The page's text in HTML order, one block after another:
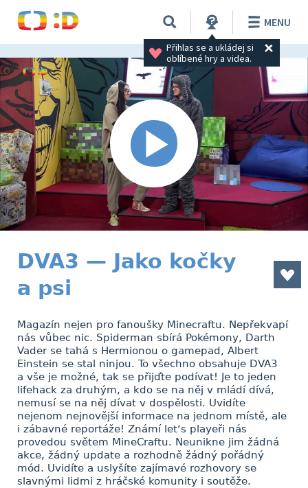
Přihlas se a ukládej si
oblíbené hry a videa.
MENU
DVA3 — Jako kočky
a psi
Magazín nejen pro fanoušky Minecraftu. Nepřekvapí
nás vůbec nic. Spiderman sbírá Pokémony, Darth
Vader se tahá s Hermionou o gamepad, Albert
Einstein se stal ninjou. To všechno obsahuje DVA3
a vše je možné, tak se přijďte podívat! Je to jeden
lifehack za druhým, a kdo se na něj v mládí dívá,
nemusí se na něj dívat v dospělosti. Uvidíte
nejenom nejnovější informace na jednom místě, ale
i zábavné reportáže! Známí let‘s playeři nás
provedou světem MineCraftu. Neunikne jim žádná
akce, žádný update a rozhodně žádný pořádný
mód. Uvidíte a uslyšíte zajímavé rozhovory se
slavnými lidmi z hráčské komunity i soutěže.